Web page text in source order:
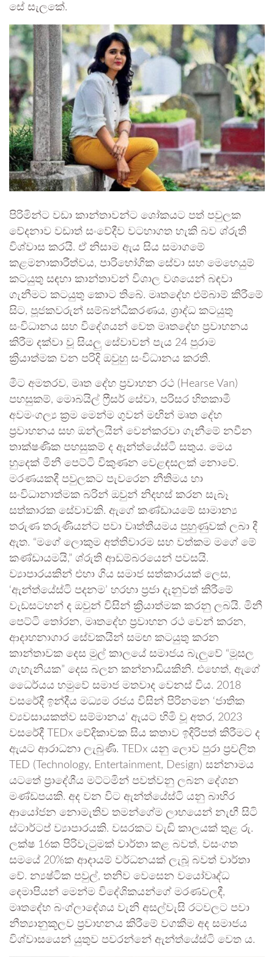
සේ සැලකේ.
පිරිමින්ට වඩා කාන්තාවන්ට ශෝකයට පත් පවුලක
වේදනාව වඩාත් සංවේදීව වටහාගත හැකි බව ශ්රුති
විශ්වාස කරයි. ඒ නිසාම ඇය සිය සමාගමේ
කළමනාකාරීත්වය, පාරිභෝගික සේවා සහ මෙහෙයුම්
කටයුතු සඳහා කාන්තාවන් විශාල වශයෙන් බඳවා
ගැනීමට කටයුතු කොට තිබේ. මෘතදේහ එම්බාම් කිරීමේ
සිට, පූජකවරුන් සම්බන්ධීකරණය, ශ්‍රාද්ධ කටයුතු
සංවිධානය සහ විදේශයන් වෙත මෘතදේහ ප්‍රවාහනය
කිරීම දක්වා වූ සියලු සේවාවන් පැය 24 පුරාම
ක්‍රියාත්මක වන පරිදි ඔවුහු සංවිධානය කරති.
මීට අමතරව, මෘත දේහ ප්‍රවාහන රථ (Hearse Van)
පහසුකම්, මොබයිල් ෆ්‍රීසර් සේවා, පරිසර හිතකාමී
අවමංගල්‍ය ක්‍රම මෙන්ම ගුවන් මඟින් මෘත දේහ
ප්‍රවාහනය සහ ඔන්ලයින් වෙන්කරවා ගැනීමේ නවීන
තාක්ෂණික පහසුකම් ද ඇන්ත්යේස්ටි සතුය. මෙය
හුදෙක් මිනී පෙට්ටි විකුණන වෙළඳසලක් නොවේ.
මරණයකදී පවුලකට පැවරෙන නීතිමය හා
සංවිධානාත්මක බරින් ඔවුන් නිදහස් කරන සැබෑ
සත්කාරක සේවාවකි. ඇගේ කණ්ඩායමේ සාමාන්‍ය
තරුණ තරුණියන්ට පවා වෘත්තීයමය පුහුණුවක් ලබා දී
ඇත. “මගේ ලොකුම අත්තිවාරම සහ වත්කම මගේ මේ
කණ්ඩායමයි,” ශ්රුති ආඩම්බරයෙන් පවසයි.
ව්‍යාපාරයකින් එහා ගිය සමාජ සත්කාරයක් ලෙස,
‘ඇන්ත්යේස්ටි පදනම’ හරහා ප්‍රජා දැනුවත් කිරීමේ
වැඩසටහන් ද ඔවුන් විසින් ක්‍රියාත්මක කරනු ලබයි. මිනී
පෙට්ටි තෝරන, මෘතදේහ ප්‍රවාහන රථ වෙන් කරන,
ආදාහනාගාර සේවකයින් සමඟ කටයුතු කරන
කාන්තාවක දෙස මුල් කාලයේ සමාජය බැලුවේ “මූසල
ගැහැනියක” දෙස බලන කන්නාඩියකිනි. එහෙත්, ඇගේ
ධෛර්යය හමුවේ සමාජ මතවාද වෙනස් විය. 2018
වසරේදී ඉන්දීය මධ්‍යම රජය විසින් පිරිනමන ‘ජාතික
ව්‍යවසායකත්ව සම්මානය’ ඇයට හිමි වූ අතර, 2023
වසරේදී TEDx වේදිකාවක සිය කතාව ඉදිරිපත් කිරීමට ද
ඇයට ආරාධනා ලැබුණි. TEDx යනු ලොව පුරා ප්‍රචලිත
TED (Technology, Entertainment, Design) සන්නාමය
යටතේ ප්‍රාදේශීය මට්ටමින් පවත්වනු ලබන දේශන
මණ්ඩපයකි. අද වන විට ඇන්ත්යේස්ටි යනු බාහිර
ආයෝජන නොමැතිව තමන්ගේම ලාභයෙන් නැඟී සිටි
ස්ටාර්ටප් ව්‍යාපාරයකි. වසරකට වැඩි කාලයක් තුළ රු.
ලක්ෂ 16ක පිරිවැටුමක් වාර්තා කළ බවත්, වසංගත
සමයේ 20%ක ආදායම් වර්ධනයක් ලැබූ බවත් වාර්තා
වේ. න්‍යෂ්ටික පවුල්, තනිව වෙසෙන වයෝවෘද්ධ
දෙමාපියන් මෙන්ම විදේශිකයන්ගේ මරණවලදී,
මෘතදේහ බංග්ලාදේශය වැනි අසල්වැසි රටවලට පවා
නීත්‍යානුකූලව ප්‍රවාහනය කිරීමේ වගකීම අද සමාජය
විශ්වාසයෙන් යුතුව පවරන්නේ ඇන්ත්යේස්ටි වෙත ය.